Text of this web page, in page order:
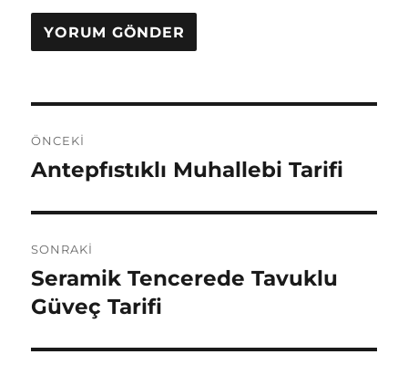
gezinmesi
ÖNCEKI
Önceki
Antepfıstıklı Muhallebi Tarifi
SONRAKI
Sonraki
yazı:
Seramik Tencerede Tavuklu
Güveç Tarifi